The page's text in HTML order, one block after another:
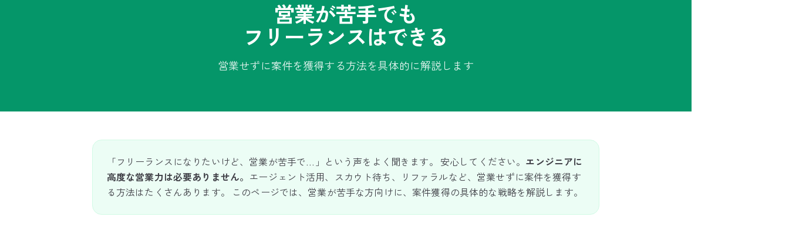
営業が苦手でも
フリーランスはできる
営業せずに案件を獲得する方法を具体的に解説します
「フリーランスになりたいけど、営業が苦手で...」という声をよく聞きます。 安心してください。 エンジニアに
高度な営業力は必要ありません。 エージェント活用、スカウト待ち、リファラルなど、営業せずに案件を獲得す
る方法はたくさんあります。 このページでは、営業が苦手な方向けに、案件獲得の具体的な戦略を解説します。